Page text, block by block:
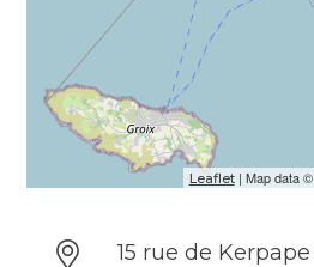
Leaflet| Map data ©
15 rue de Kerpape